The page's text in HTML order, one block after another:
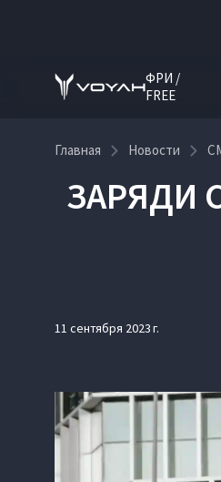
ФРИ /
FREE
Главная Новости
ЗАРЯДИ
11 сентября 2023 г.